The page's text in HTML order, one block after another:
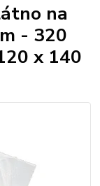
na
- 320
x 140